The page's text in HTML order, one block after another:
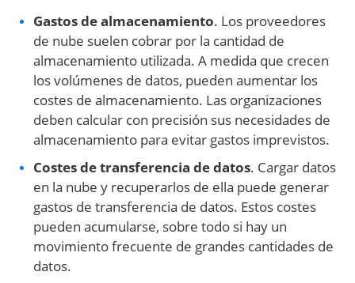
Gastos de almacenamiento. Los proveedores
de nube suelen cobrar por la cantidad de
almacenamiento utilizada. A medida que crecen
los volúmenes de datos, pueden aumentar los
costes de almacenamiento. Las organizaciones
deben calcular con precisión sus necesidades de
almacenamiento para evitar gastos imprevistos.
Costes de transferencia de datos. Cargar datos
en la nube y recuperarlos de ella puede generar
gastos de transferencia de datos. Estos costes
pueden acumularse, sobre todo si hay un
movimiento frecuente de grandes cantidades de
datos.